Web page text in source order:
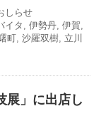
しらせ
イタ, 伊勢丹, 伊賀,
町, 沙羅双樹, 立川
展」に出店し